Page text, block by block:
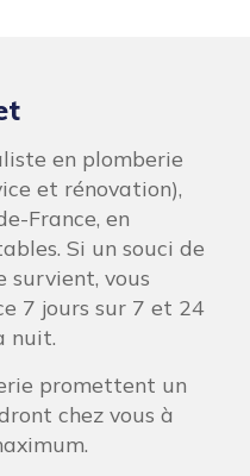
en plomberie
et rénovation),
France, en
Si un souci de
survient, vous
7 jours sur 7 et 24
nuit.
promettent un
chez vous à